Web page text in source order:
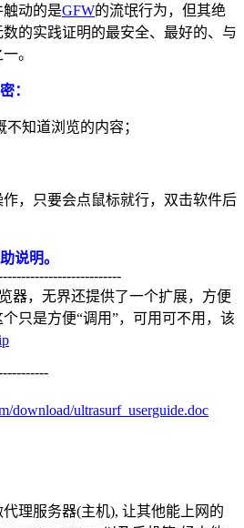
动的是GFW的流氓行为，但其绝
的实践证明的最安全、最好的、与
。
：
知道浏览的内容；
，只要会点鼠标就行，双击软件后
说明。
器，无界还提供了一个扩展，方便
只是方便“调用”，可用可不用，该
download/ultrasurf_userguide.doc
理服务器(主机), 让其他能上网的